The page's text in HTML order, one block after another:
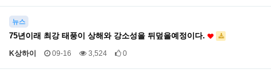
뉴스
75년이래 최강 태풍이 상해와 강소성을 뒤덮을예정이다.
K상하이 09-16 3,524 0